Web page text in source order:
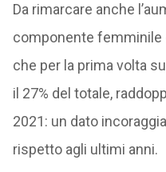
Da rimarcare anche
componente femminile
che per la prima volta
il 27% del totale,
2021: un dato
rispetto agli ultimi anni.